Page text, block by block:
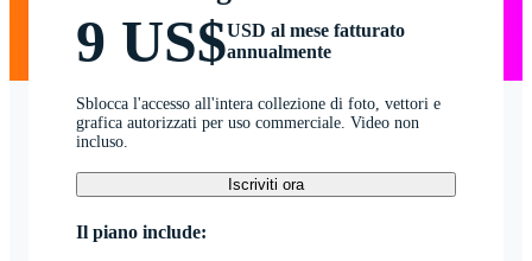
9 US$USD al mese fatturato
annualmente
Sblocca l'accesso all'intera collezione di foto, vettori e
grafica autorizzati per uso commerciale. Video non
incluso.
Iscriviti ora
Il piano include: